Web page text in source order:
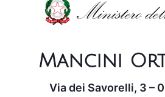
Mancini
Via dei Savorelli, 3 –